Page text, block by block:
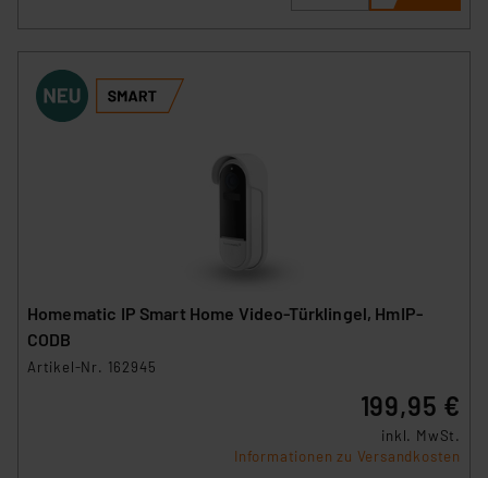
Homematic IP Smart Home Video-Türklingel, HmIP-
CODB
Artikel-Nr. 162945
199,95 €
inkl. MwSt.
Informationen zu Versandkosten